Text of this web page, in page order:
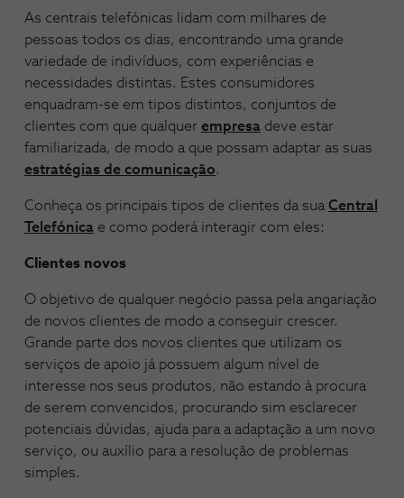
As centrais telefónicas lidam com milhares de
pessoas todos os dias, encontrando uma grande
variedade de indivíduos, com experiências e
necessidades distintas. Estes consumidores
enquadram-se em tipos distintos, conjuntos de
clientes com que qualquer empresa deve estar
familiarizada, de modo a que possam adaptar as suas
estratégias de comunicação.
Conheça os principais tipos de clientes da sua Central
Telefónica e como poderá interagir com eles:
Clientes novos
O objetivo de qualquer negócio passa pela angariação
de novos clientes de modo a conseguir crescer.
Grande parte dos novos clientes que utilizam os
serviços de apoio já possuem algum nível de
interesse nos seus produtos, não estando à procura
de serem convencidos, procurando sim esclarecer
potenciais dúvidas, ajuda para a adaptação a um novo
serviço, ou auxílio para a resolução de problemas
simples.